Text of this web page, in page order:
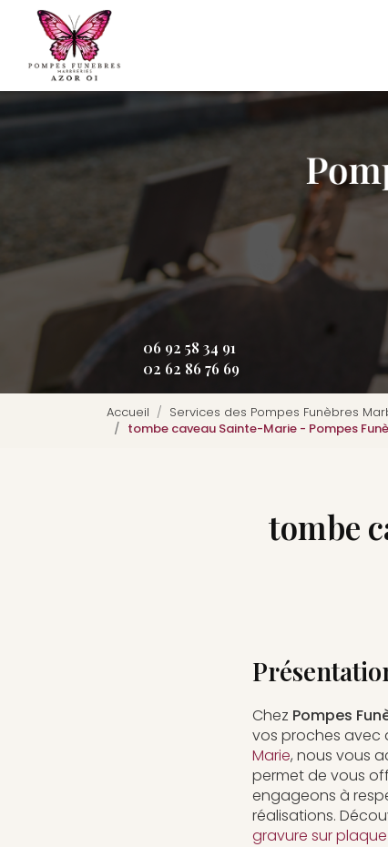
contenu
principal
06 92 58 34 91
02 62 86 76 69
Accueil Services des Pompes Funèbres
tombe caveau Sainte-Marie - Pompes
tombe
Chez Pompes
vos proches avec
Marie, nous vous
permet de vous
engageons à
réalisations.
gravure sur